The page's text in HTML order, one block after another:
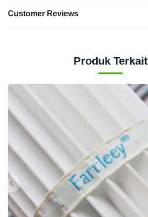
Customer Reviews
BINTANG
4
Bintang
2
bintang
H Harper Bryant
Sweden Oct 29.2025
Produk Terkait